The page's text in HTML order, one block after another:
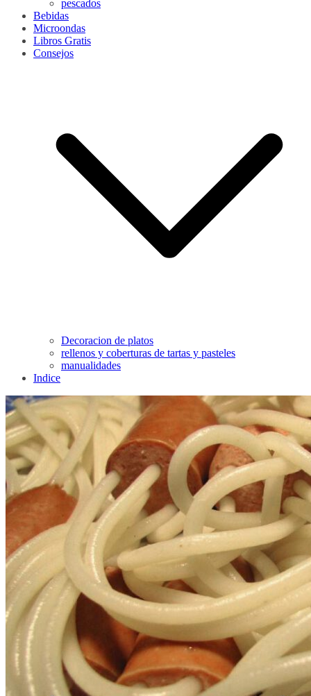
pescados
Bebidas
Microondas
Libros Gratis
Consejos
Decoracion de platos
rellenos y coberturas de tartas y pasteles
manualidades
Indice